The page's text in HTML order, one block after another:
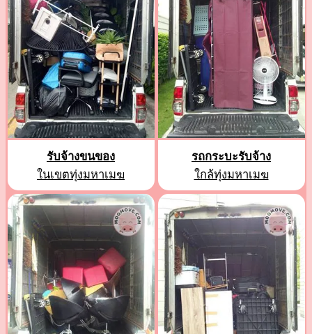
รับจ้างขนของ
ในเขตทุ่งมหาเมฆ
รถกระบะรับจ้าง
ใกล้ทุ่งมหาเมฆ